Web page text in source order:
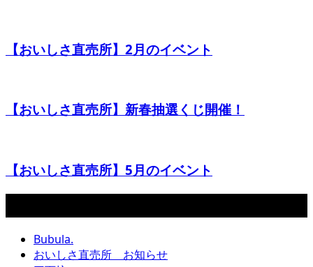
【おいしさ直売所】2月のイベント
【おいしさ直売所】新春抽選くじ開催！
【おいしさ直売所】5月のイベント
Bubula.
おいしさ直売所 お知らせ